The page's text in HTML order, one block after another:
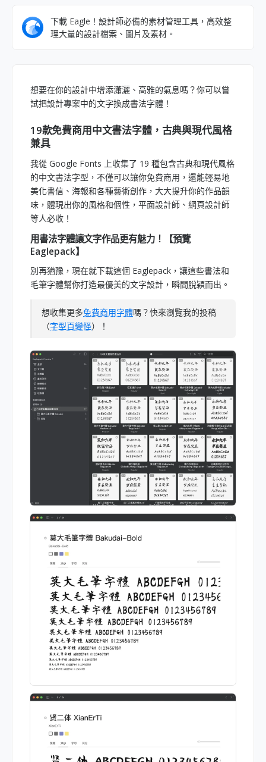
下載 Eagle！設計師必備的素材管理工具，高效整
理大量的設計檔案、圖片及素材。
想要在你的設計中增添瀟灑、高雅的氣息嗎？你可以嘗
試把設計專案中的文字換成書法字體！
19款免費商用中文書法字體，古典與現代風格
兼具
我從 Google Fonts 上收集了 19 種包含古典和現代風格
的中文書法字型，不僅可以讓你免費商用，還能輕易地
美化書信、海報和各種藝術創作，大大提升你的作品韻
味，體現出你的風格和個性，平面設計師、網頁設計師
等人必收！
用書法字體讓文字作品更有魅力！【預覽
Eaglepack】
別再猶豫，現在就下載這個 Eaglepack，讓這些書法和
毛筆字體幫你打造最優美的文字設計，瞬間脫穎而出。
想收集更多免費商用字體嗎？快來瀏覽我的投稿
（字型百變怪）！